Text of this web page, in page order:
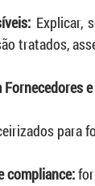
Explicar,
tratados,
para
compliance: